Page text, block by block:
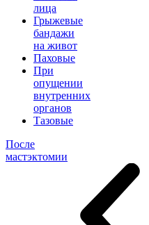
лица
Грыжевые
бандажи
на живот
Паховые
При
опущении
внутренних
органов
Тазовые
После
мастэктомии